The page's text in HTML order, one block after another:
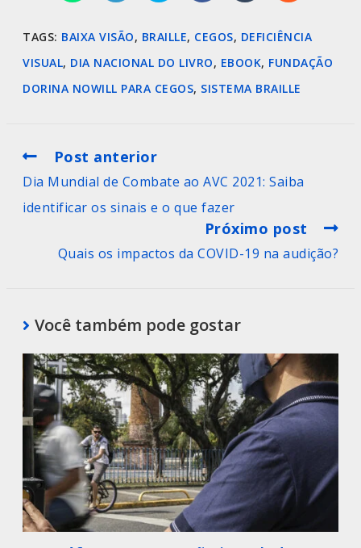
TAGS: BAIXA VISÃO, BRAILLE, CEGOS, DEFICIÊNCIA
VISUAL, DIA NACIONAL DO LIVRO, EBOOK, FUNDAÇÃO
DORINA NOWILL PARA CEGOS, SISTEMA BRAILLE
Post anterior
Dia Mundial de Combate ao AVC 2021: Saiba
identificar os sinais e o que fazer
Próximo post
Quais os impactos da COVID-19 na audição?
Você também pode gostar